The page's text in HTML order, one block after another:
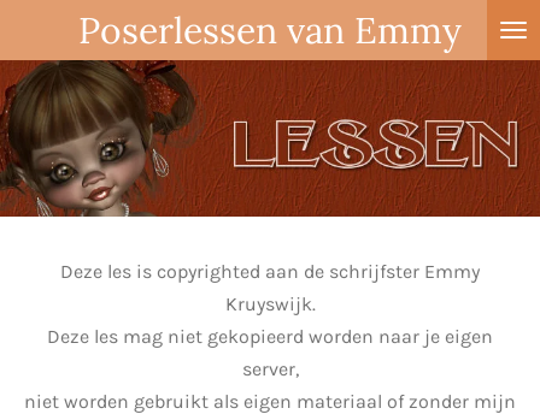
direct
naar
de
hoofdinhoud
Poserlessen van Emmy
Deze les is copyrighted aan de schrijfster Emmy
Kruyswijk.
Deze les mag niet gekopieerd worden naar je eigen
server,
niet worden gebruikt als eigen materiaal of zonder mijn